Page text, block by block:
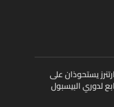
يستحوذان على
لدوري البيسبول